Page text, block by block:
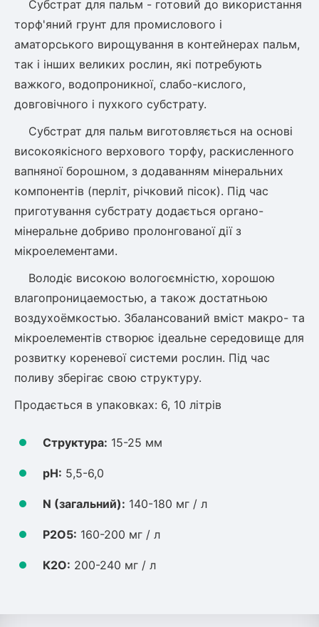
Оливкове Дерево
Мирт
Мушмула
Персик
Інжирний персик
Нектарин
Алича
Айва
Хурма
Шовковиця
Абрикос
Диплоидная слива
Азіатська груша
Смородина
Агрус
Виноград
Актинідія
Ірга
Ківі
Платан
Тамарикс
Декоративні кущі
Пієріс Японський
Рододендрон
Бересклет
Вейгела
Барбарис
Пухироплідник
Азалія
Дерен
Штамбові троянди
Бузок
Жасмин (Чубушник)
Будлея
Кизильник
Бобовник (Жерновець)
Калина
Піраканта
Молодило (Кам'яні троянди)
М'ята
Бамбук
Очиток (седум)
Кріплення агроволокна (агротканини)
Сітка затіняюча
Садова техніка
Рубальні машини
Граблі тракторні
Картоплесаджалки
Картоплекопалки
Сажалки для чеснока
Роторні косарки
Навантажувачі
Субстрат для пальм - готовий до використання
торф'яний грунт для промислового і
аматорського вирощування в контейнерах пальм,
так і інших великих рослин, які потребують
важкого, водопроникної, слабо-кислого,
довговічного і пухкого субстрату.
Субстрат для пальм виготовляється на основі
високоякісного верхового торфу, раскисленного
вапняної борошном, з додаванням мінеральних
компонентів (перліт, річковий пісок). Під час
приготування субстрату додається органо-
мінеральне добриво пролонгованої дії з
мікроелементами.
Володіє високою вологоємністю, хорошою
влагопроницаемостью, а також достатньою
воздухоёмкостью. Збалансований вміст макро- та
мікроелементів створює ідеальне середовище для
розвитку кореневої системи рослин. Під час
поливу зберігає свою структуру.
Продається в упаковках: 6, 10 літрів
Структура: 15-25 мм
рН: 5,5-6,0
N (загальний): 140-180 мг / л
Р2О5: 160-200 мг / л
К2О: 200-240 мг / л